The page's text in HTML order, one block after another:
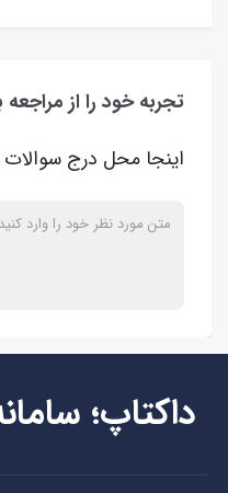
تجربه خود را از
اینجا محل درج
داکتاپ؛